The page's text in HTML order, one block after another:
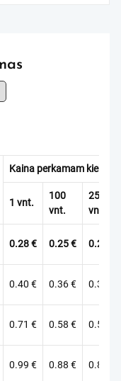
Kaina perkamam kiekiui
1 vnt.
100
vnt.
250
vnt.
0.28€ 0.25€ 0.23
0.40 € 0.36€ 0.32
0.71 € 0.58 € 0.55
0.99 € 0.88 € 0.83